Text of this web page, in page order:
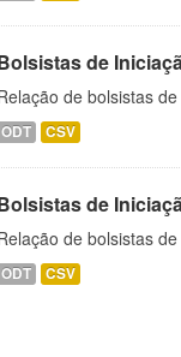
de
de bolsistas
ODT CSV
de
de bolsistas
ODT CSV